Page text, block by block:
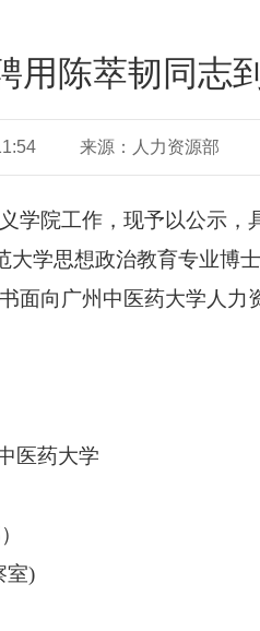
用陈萃韧同志
来源：人力资源部
学院工作，现予以公示，
大学思想政治教育专业博士
面向广州中医药大学人
医药大学
室)